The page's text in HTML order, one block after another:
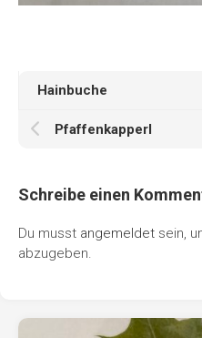
Hainbuche
Pfaffenkapperl
Schreibe einen
Du musst angemeldet sein,
abzugeben.